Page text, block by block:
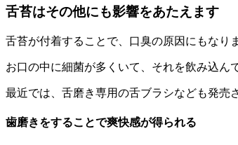
舌苔はその他にも影響をあたえます
舌苔が付着することで、口臭の原因にもなり
お口の中に細菌が多くいて、それを飲み込ん
最近では、舌磨き専用の舌ブラシなども発売
歯磨きをすることで爽快感が得られる